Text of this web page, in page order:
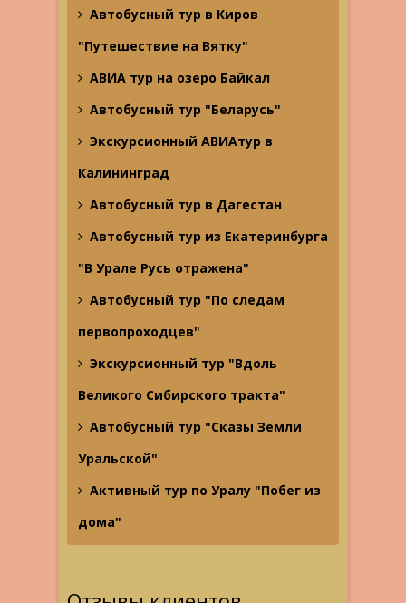
Автобусный тур в Киров
"Путешествие на Вятку"
АВИА тур на озеро Байкал
Автобусный тур "Беларусь"
Экскурсионный АВИАтур в
Калининград
Автобусный тур в Дагестан
Автобусный тур из Екатеринбурга
"В Урале Русь отражена"
Автобусный тур "По следам
первопроходцев"
Экскурсионный тур "Вдоль
Великого Сибирского тракта"
Автобусный тур "Сказы Земли
Уральской"
Активный тур по Уралу "Побег из
дома"